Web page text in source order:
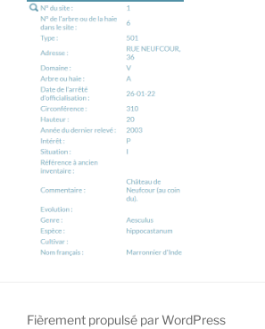
Fièrement propulsé par WordPress